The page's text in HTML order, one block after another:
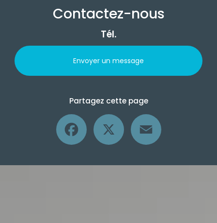
Contactez-nous
Tél.
Envoyer un message
Partagez cette page
Facebook